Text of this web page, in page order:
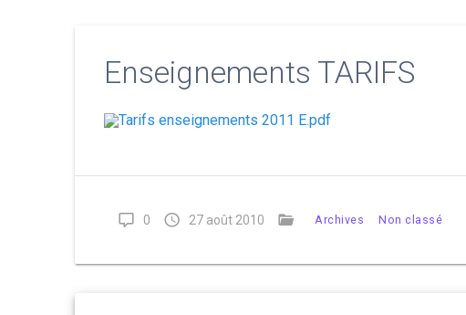
Enseignements TARIFS
Tarifs enseignements 2011 E.pdf
0 27 août 2010 Archives Non classé